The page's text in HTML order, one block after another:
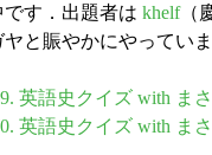
す．出題者は khelf（
と賑やかにやっていま
英語史クイズ with ま
英語史クイズ with ま